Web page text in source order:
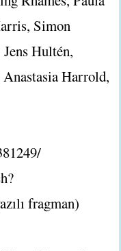
Simon
Hultén,
Harrold,
fragman)